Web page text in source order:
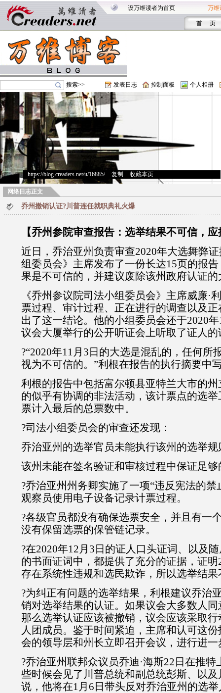
设万维读者为首页 万维
首 页
搜索>> 发表日志 控制面板 个人相册
https://blog.creaders.net/u/16885/> 复制 收藏本页
网络日志正文
乔州撤销认证?川普连任就职典礼火爆
【乔州参院审查报告：选举结果不可信，
近日，乔治亚州负责审查2020年大选舞弊
组委员会》主席发布了一份长达15页的报
果是不可信的，并建议废除该州政府认证
《乔州参议院司法小组委员会》主席威廉·
票过程、审计过程、正在进行的调查以及
出了这一结论。他的小组委员会还于2020
议会大厦举行的公开听证会上听取了证人的
?“2020年11月3日的大选是混乱的，任何所
视为不可信的。”利根在报告的执行摘要中
利根的报告中包括富尔顿县亚特兰大市的
的似乎有协调的非法活动，该计票点的选
票计入最后的总票数中。
?司法小组委员会的审查还发现：
乔治亚州的选举官员未能执行该州的选举规
该州未能在签名验证和审核过程中保证足
?乔治亚州州务卿实施了一项“违反宪法的禁
观察员使用电子设备记录计票过程。
?各级官员都没有确保选票安全，并且有一
没有保留选票的保管链记录。
?在2020年12月3日的证人口头证词、以及
的书面证词中，都提供了充分的证据，证
存在系统性违规和选民欺诈，所以选举结
?为纠正有问题的选举结果，利根建议乔治
销对选举结果的认证。如果议会大多数人
那么选举认证应该被撤销，议会应该采取
人团成员。鉴于时间紧迫，主席和认可这
会的领导层和州长立即召开会议，进行进一
?乔治亚州联邦众议员乔迪·海斯22日在推
些时候会见了川普总统和副总统彭斯、以
说，他将在1月6日带头反对乔治亚州的选